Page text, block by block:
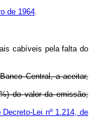
de 1964.
cabíveis pela falta do
Central, a aceitar,
do valor da emissão;
Decreto-Lei nº 1.214, de